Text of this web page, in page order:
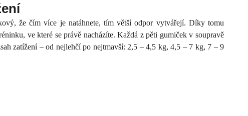
že čím více je natáhnete, tím větší odpor vytvářejí. Díky tomu
ve které se právě nacházíte. Každá z pěti gumiček v soupravě
zatížení – od nejlehčí po nejtmavší: 2,5 – 4,5 kg, 4,5 – 7 kg, 7 – 9